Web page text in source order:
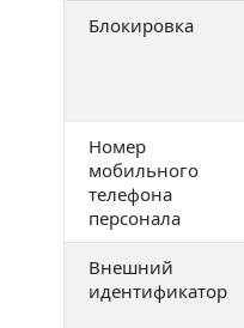
Блокировка
Номер
мобильного
телефона
персонала
Внешний
идентификатор